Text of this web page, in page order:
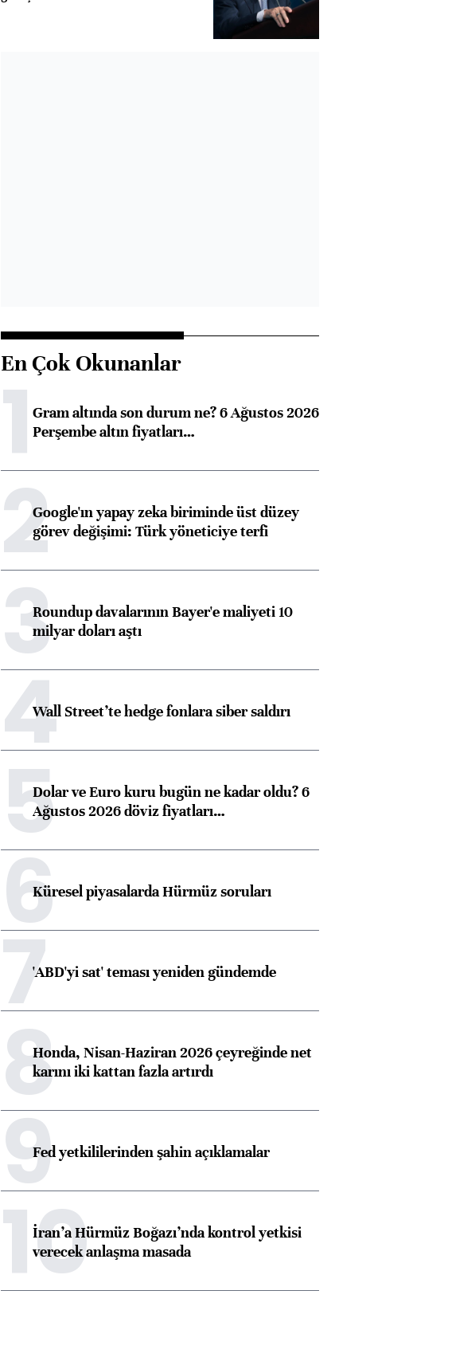
konusunda Unicredit ile
En Çok Okunanlar
1Gram altında son durum ne? 6 Ağustos 2026
Perşembe altın fiyatları…
2Google'ın yapay zeka biriminde üst düzey
görev değişimi: Türk yöneticiye terfi
3Roundup davalarının Bayer'e maliyeti 10
milyar doları aştı
4Wall Street’te hedge fonlara siber saldırı
5Dolar ve Euro kuru bugün ne kadar oldu? 6
Ağustos 2026 döviz fiyatları…
6Küresel piyasalarda Hürmüz soruları
7'ABD'yi sat' teması yeniden gündemde
8Honda, Nisan-Haziran 2026 çeyreğinde net
karını iki kattan fazla artırdı
9Fed yetkililerinden şahin açıklamalar
10
İran’a Hürmüz Boğazı’nda kontrol yetkisi
verecek anlaşma masada